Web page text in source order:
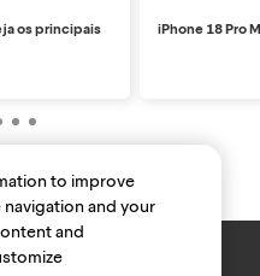
os principais iPhone 18 Pro
to improve
and your
and